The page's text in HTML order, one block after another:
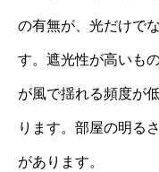
の有無が、光だけで
す。遮光性が高いも
が風で揺れる頻度が
ります。部屋の明る
があります。